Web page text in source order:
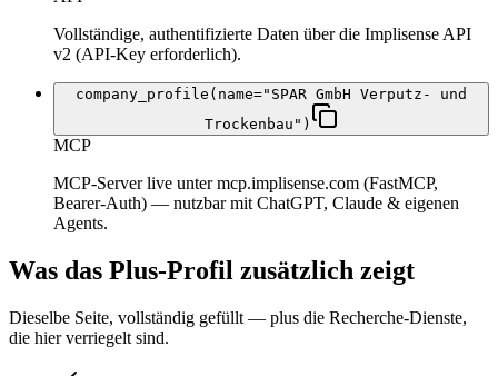
Vollständige, authentifizierte Daten über die Implisense API
v2 (API-Key erforderlich).
company_profile(name="SPAR GmbH Verputz- und
Trockenbau")
MCP
MCP-Server live unter mcp.implisense.com (FastMCP,
Bearer-Auth) — nutzbar mit ChatGPT, Claude & eigenen
Agents.
Was das Plus-Profil zusätzlich zeigt
Dieselbe Seite, vollständig gefüllt — plus die Recherche-Dienste,
die hier verriegelt sind.